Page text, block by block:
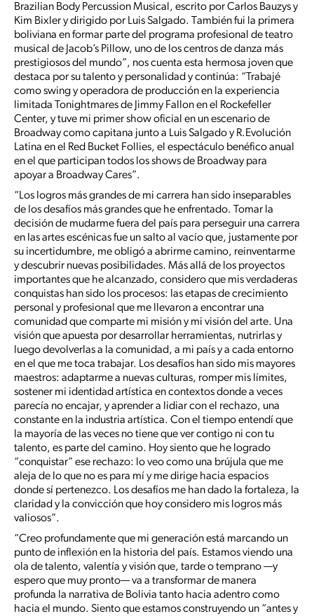
Brazilian Body Percussion Musical, escrito por Carlos Bauzys y
Kim Bixler y dirigido por Luis Salgado. También fui la primera
boliviana en formar parte del programa profesional de teatro
musical de Jacob’s Pillow, uno de los centros de danza más
prestigiosos del mundo”, nos cuenta esta hermosa joven que
destaca por su talento y personalidad y continúa: “Trabajé
como swing y operadora de producción en la experiencia
limitada Tonightmares de Jimmy Fallon en el Rockefeller
Center, y tuve mi primer show oficial en un escenario de
Broadway como capitana junto a Luis Salgado y R.Evolución
Latina en el Red Bucket Follies, el espectáculo benéfico anual
en el que participan todos los shows de Broadway para
apoyar a Broadway Cares”.
“Los logros más grandes de mi carrera han sido inseparables
de los desafíos más grandes que he enfrentado. Tomar la
decisión de mudarme fuera del país para perseguir una carrera
en las artes escénicas fue un salto al vacío que, justamente por
su incertidumbre, me obligó a abrirme camino, reinventarme
y descubrir nuevas posibilidades. Más allá de los proyectos
importantes que he alcanzado, considero que mis verdaderas
conquistas han sido los procesos: las etapas de crecimiento
personal y profesional que me llevaron a encontrar una
comunidad que comparte mi misión y mi visión del arte. Una
visión que apuesta por desarrollar herramientas, nutrirlas y
luego devolverlas a la comunidad, a mi país y a cada entorno
en el que me toca trabajar. Los desafíos han sido mis mayores
maestros: adaptarme a nuevas culturas, romper mis límites,
sostener mi identidad artística en contextos donde a veces
parecía no encajar, y aprender a lidiar con el rechazo, una
constante en la industria artística. Con el tiempo entendí que
la mayoría de las veces no tiene que ver contigo ni con tu
talento, es parte del camino. Hoy siento que he logrado
“conquistar” ese rechazo: lo veo como una brújula que me
aleja de lo que no es para mí y me dirige hacia espacios
donde sí pertenezco. Los desafíos me han dado la fortaleza, la
claridad y la convicción que hoy considero mis logros más
valiosos”.
“Creo profundamente que mi generación está marcando un
punto de inflexión en la historia del país. Estamos viendo una
ola de talento, valentía y visión que, tarde o temprano —y
espero que muy pronto— va a transformar de manera
profunda la narrativa de Bolivia tanto hacia adentro como
hacia el mundo. Siento que estamos construyendo un “antes y